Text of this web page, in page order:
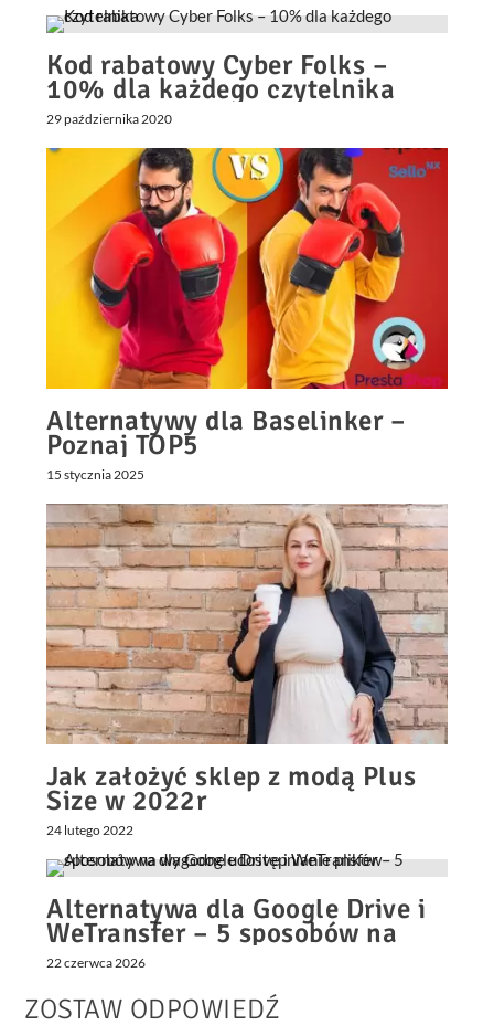
Kod rabatowy Cyber Folks –
10% dla każdego czytelnika
29 października 2020
Alternatywy dla Baselinker –
Poznaj TOP5
15 stycznia 2025
Jak założyć sklep z modą Plus
Size w 2022r
24 lutego 2022
Alternatywa dla Google Drive i
WeTransfer – 5 sposobów na
wygodne udostępnianie plików
22 czerwca 2026
ZOSTAW ODPOWIEDŹ